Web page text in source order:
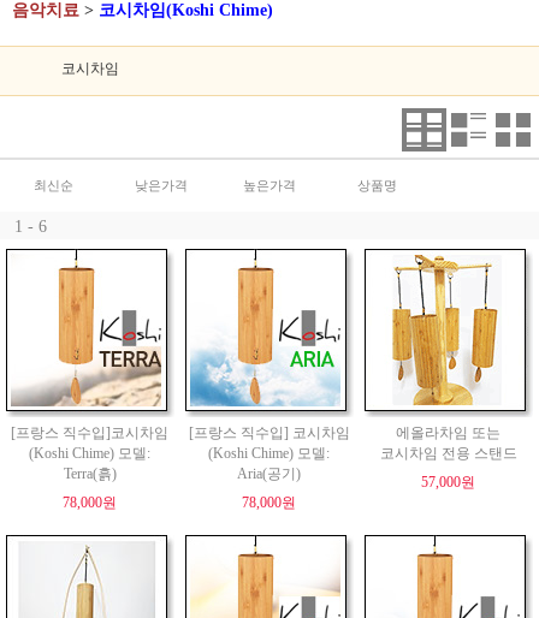
음악치료 > 코시차임(Koshi Chime)
코시차임
최신순 낮은가격 높은가격 상품명
1 - 6
[프랑스 직수입]코시차임
(Koshi Chime) 모델:
Terra(흙)
78,000원
[프랑스 직수입] 코시차임
(Koshi Chime) 모델:
Aria(공기)
78,000원
에올라차임 또는
코시차임 전용 스탠드
57,000원